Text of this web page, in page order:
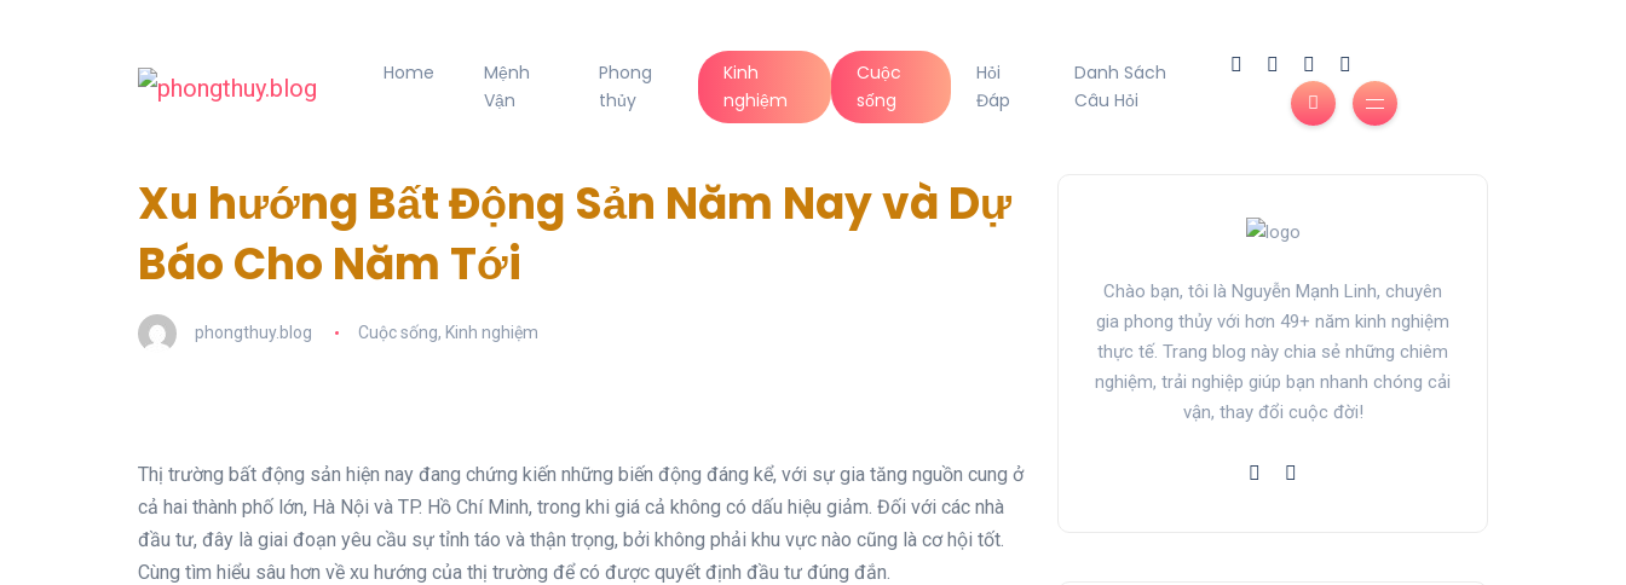
Home
Mệnh
Vận
Phong
thủy
Kinh
nghiệm
Cuộc
sống
Hỏi
Đáp
Danh Sách
Câu Hỏi
Xu hướng Bất Động Sản Năm Nay và Dự
Báo Cho Năm Tới
phongthuy.blog Cuộc sống, Kinh nghiệm
Thị trường bất động sản hiện nay đang chứng kiến những biến động đáng kể, với sự gia tăng nguồn cung ở
cả hai thành phố lớn, Hà Nội và TP. Hồ Chí Minh, trong khi giá cả không có dấu hiệu giảm. Đối với các nhà
đầu tư, đây là giai đoạn yêu cầu sự tỉnh táo và thận trọng, bởi không phải khu vực nào cũng là cơ hội tốt.
Cùng tìm hiểu sâu hơn về xu hướng của thị trường để có được quyết định đầu tư đúng đắn.
Chào bạn, tôi là Nguyễn Mạnh Linh, chuyên
gia phong thủy với hơn 49+ năm kinh nghiệm
thực tế. Trang blog này chia sẻ những chiêm
nghiệm, trải nghiệp giúp bạn nhanh chóng cải
vận, thay đổi cuộc đời!